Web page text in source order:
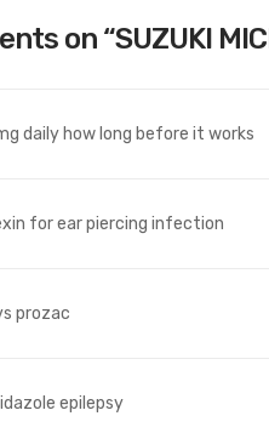
on “SUZUKI
daily how long before it works
for ear piercing infection
prozac
epilepsy